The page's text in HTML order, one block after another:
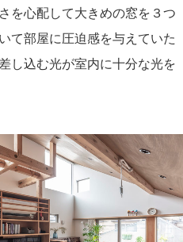
を心配して大きめの窓を３つ
て部屋に圧迫感を与えていた
し込む光が室内に十分な光を